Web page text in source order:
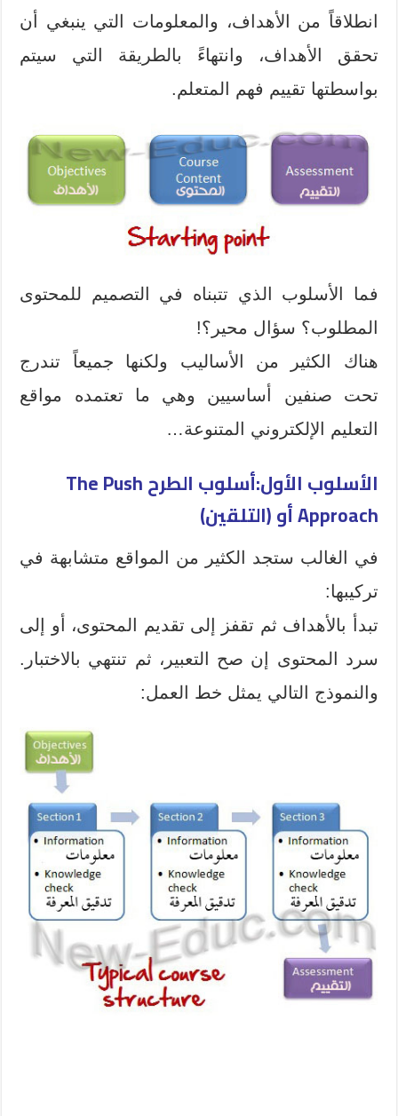
انطلاقاً من الأهداف، والمعلومات التي ينبغي أن
تحقق الأهداف، وانتهاءً بالطريقة التي سيتم
بواسطتها تقييم فهم المتعلم.
فما الأسلوب الذي تتبناه في التصميم للمحتوى
المطلوب؟ سؤال محير؟!
هناك الكثير من الأساليب ولكنها جميعاً تندرج
تحت صنفين أساسيين وهي ما تعتمده مواقع
التعليم الإلكتروني المتنوعة…
الأسلوب الأول:أسلوب الطرح The Push
Approach أو (التلقين)
في الغالب ستجد الكثير من المواقع متشابهة في
تركيبها:
تبدأ بالأهداف ثم تقفز إلى تقديم المحتوى، أو إلى
سرد المحتوى إن صح التعبير، ثم تنتهي بالاختبار.
والنموذج التالي يمثل خط العمل: